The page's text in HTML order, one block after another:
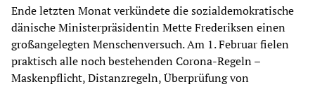
Ende letzten Monat verkündete die sozialdemokratische
dänische Ministerpräsidentin Mette Frederiksen einen
großangelegten Menschenversuch. Am 1. Februar fielen
praktisch alle noch bestehenden Corona-Regeln –
Maskenpflicht, Distanzregeln, Überprüfung von